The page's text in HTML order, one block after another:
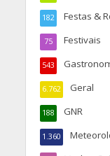
Festas &
182
Festivais
75
543
Geral
6.762
GNR
188
1.360